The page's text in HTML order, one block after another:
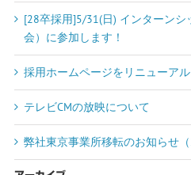
[28卒採用]5/31(日) インターン
会）に参加します！
採用ホームページをリニューアル
テレビCMの放映について
弊社東京事業所移転のお知らせ